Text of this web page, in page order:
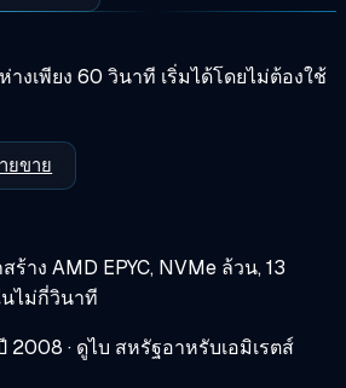
งเพียง 60 วินาที เริ่มได้โดยไม่ต้องใช้
ยขาย
ร้าง AMD EPYC, NVMe ล้วน, 13
ไม่กี่วินาที
2008 · ดูไบ สหรัฐอาหรับเอมิเรตส์